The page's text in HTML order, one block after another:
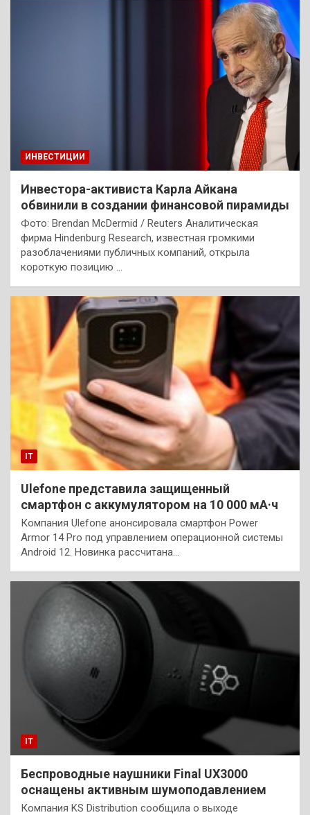
ИНВЕСТИЦИИ
Инвестора-активиста Карла Айкана
обвинили в создании финансовой пирамиды
Фото: Brendan McDermid / Reuters Аналитическая
фирма Hindenburg Research, известная громкими
разоблачениями публичных компаний, открыла
короткую позицию …
IT
Ulefone представила защищенный
смартфон с аккумулятором на 10 000 мА·ч
Компания Ulefone анонсировала смартфон Power
Armor 14 Pro под управлением операционной системы
Android 12. Новинка рассчитана…
IT
Беспроводные наушники Final UX3000
оснащены активным шумоподавлением
Компания KS Distribution сообщила о выходе